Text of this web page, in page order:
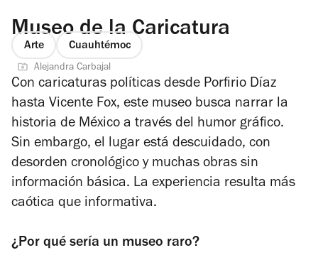
Museo de la Caricatura
Arte Cuauhtémoc
Alejandra Carbajal
Con caricaturas políticas desde Porfirio Díaz
hasta Vicente Fox, este museo busca narrar la
historia de México a través del humor gráfico.
Sin embargo, el lugar está descuidado, con
desorden cronológico y muchas obras sin
información básica. La experiencia resulta más
caótica que informativa.
¿Por qué sería un museo raro?